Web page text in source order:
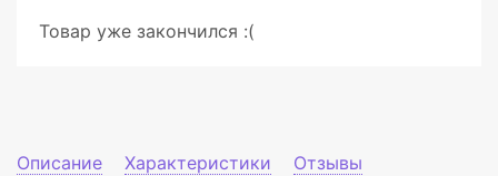
Товар уже закончился :(
Описание Характеристики Отзывы